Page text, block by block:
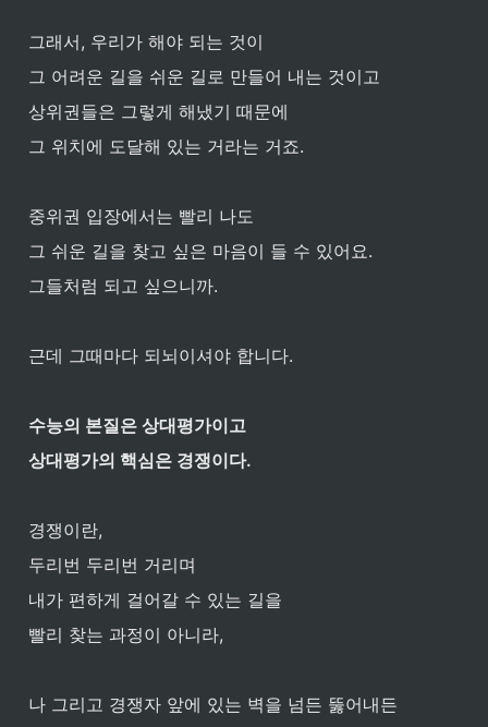
그래서, 우리가 해야 되는 것이
그 어려운 길을 쉬운 길로 만들어 내는 것이고
상위권들은 그렇게 해냈기 때문에
그 위치에 도달해 있는 거라는 거죠.
중위권 입장에서는 빨리 나도
그 쉬운 길을 찾고 싶은 마음이 들 수 있어요.
그들처럼 되고 싶으니까.
근데 그때마다 되뇌이셔야 합니다.
수능의 본질은 상대평가이고
상대평가의 핵심은 경쟁이다.
경쟁이란,
두리번 두리번 거리며
내가 편하게 걸어갈 수 있는 길을
빨리 찾는 과정이 아니라,
나 그리고 경쟁자 앞에 있는 벽을 넘든 뚫어내든